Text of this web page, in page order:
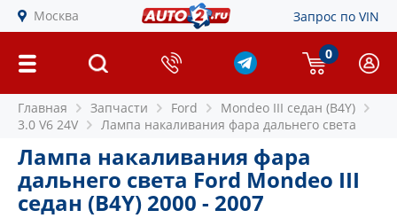
Москва Запрос по VIN
0
Главная Запчасти Ford
Mondeo III седан (B4Y)
3.0 V6 24V
Лампа накаливания фара дальнего света
Лампа накаливания фара
дальнего света Ford Mondeo III
седан (B4Y) 2000 - 2007